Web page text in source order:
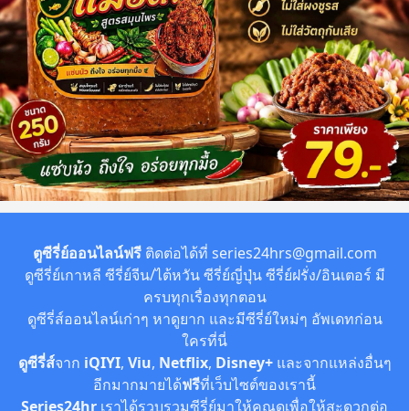
ตูซีรี่ย์ออนไลน์ฟรีติดต่อได้ที่ series24hrs@gmail.com
ดูซีรี่ย์เกาหลี ซีรี่ย์จีน/ไต้หวัน ซีรี่ย์ญี่ปุ่น ซีรี่ย์ฝรั่ง/อินเตอร์ มี
ครบทุกเรื่องทุกตอน
ดูซีรี่ส์ออนไลน์เก่าๆ หาดูยาก และมีซีรี่ย์ใหม่ๆ อัพเดทก่อน
ใครที่นี่
ดูซีรี่ส์จาก iQIYI, Viu, Netflix, Disney+ และจากแหล่งอื่นๆ
อีกมากมายได้ฟรีที่เว็บไซต์ของเรานี้
Series24hr เราได้รวบรวมซีรี่ย์มาให้คุณดูเพื่อให้สะดวกต่อ